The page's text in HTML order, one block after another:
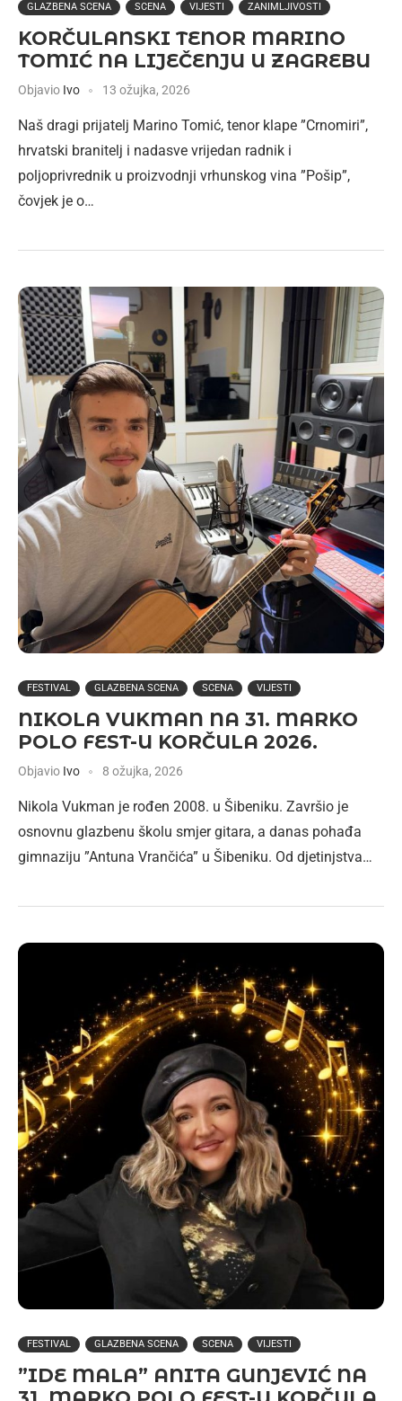
GLAZBENA SCENA SCENA VIJESTI ZANIMLJIVOSTI
KORČULANSKI TENOR MARINO
TOMIĆ NA LIJEČENJU U ZAGREBU
Objavio Ivo 13 ožujka, 2026
Naš dragi prijatelj Marino Tomić, tenor klape ”Crnomiri”,
hrvatski branitelj i nadasve vrijedan radnik i
poljoprivrednik u proizvodnji vrhunskog vina ”Pošip”,
čovjek je o…
FESTIVAL GLAZBENA SCENA SCENA VIJESTI
NIKOLA VUKMAN NA 31. MARKO
POLO FEST-U KORČULA 2026.
Objavio Ivo 8 ožujka, 2026
Nikola Vukman je rođen 2008. u Šibeniku. Završio je
osnovnu glazbenu školu smjer gitara, a danas pohađa
gimnaziju ”Antuna Vrančića” u Šibeniku. Od djetinjstva…
FESTIVAL GLAZBENA SCENA SCENA VIJESTI
”IDE MALA” ANITA GUNJEVIĆ NA